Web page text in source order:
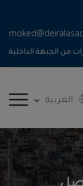
من الجبهة الداخلية
العربية